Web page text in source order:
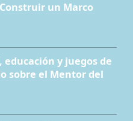
un Marco
y juegos de
sobre el Mentor del